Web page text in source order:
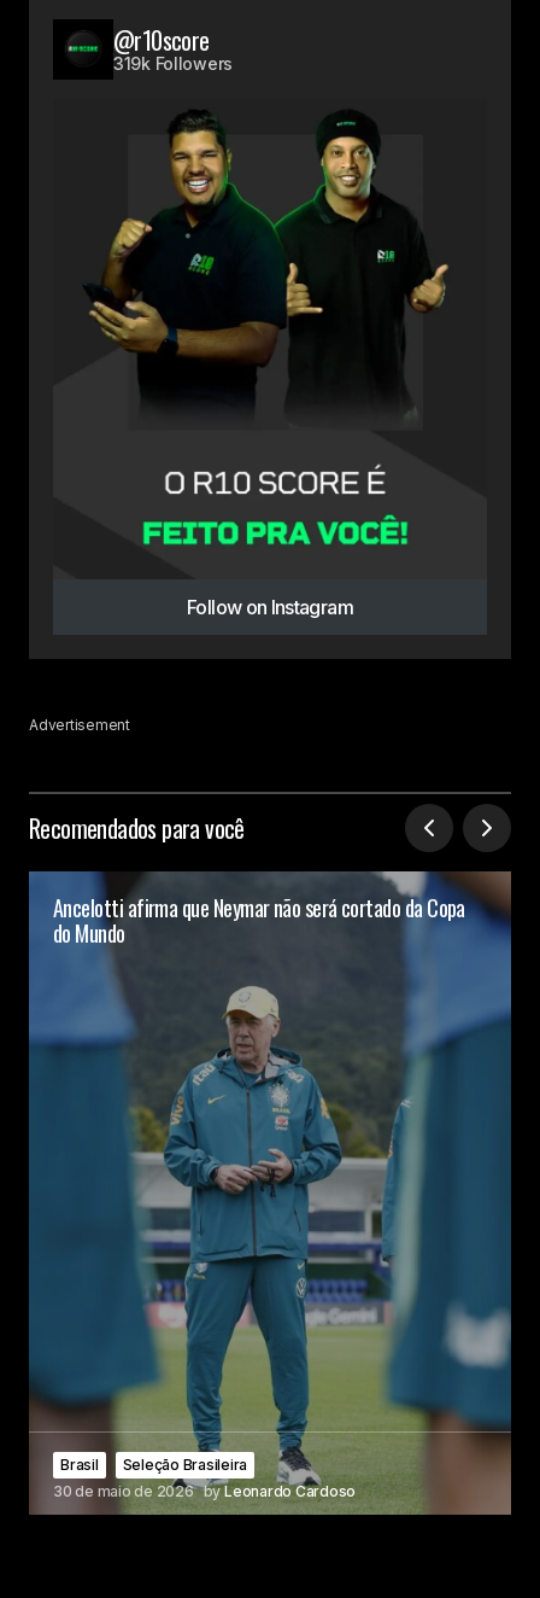
@r10score
319k Followers
Follow on Instagram
Advertisement
Recomendados para você
Ancelotti afirma que Neymar não será cortado da Copa
do Mundo
Brasil
Seleção Brasileira
30 de maio de 2026 byLeonardo Cardoso